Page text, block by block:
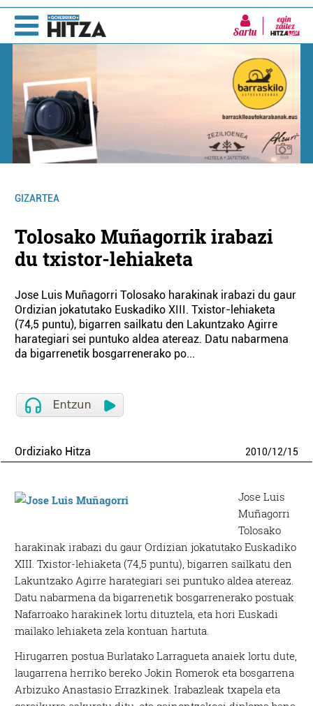
Sartu
GIZARTEA
Tolosako Muñagorrik irabazi
du txistor-lehiaketa
Jose Luis Muñagorri Tolosako harakinak irabazi du gaur
Ordizian jokatutako Euskadiko XIII. Txistor-lehiaketa
(74,5 puntu), bigarren sailkatu den Lakuntzako Agirre
harategiari sei puntuko aldea atereaz. Datu nabarmena
da bigarrenetik bosgarrenerako po...
Ordiziako Hitza 2010/12/15
Jose Luis
Muñagorri
Tolosako
harakinak irabazi du gaur Ordizian jokatutako Euskadiko
XIII. Txistor-lehiaketa (74,5 puntu), bigarren sailkatu den
Lakuntzako Agirre harategiari sei puntuko aldea atereaz.
Datu nabarmena da bigarrenetik bosgarrenerako postuak
Nafarroako harakinek lortu dituztela, eta hori Euskadi
mailako lehiaketa zela kontuan hartuta.
Hirugarren postua Burlatako Larragueta anaiek lortu dute,
laugarrena herriko bereko Jokin Romerok eta bosgarrena
Arbizuko Anastasio Errazkinek. Irabazleak txapela eta